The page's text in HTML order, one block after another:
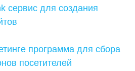
сервис для создания
программа для сбора
посетителей